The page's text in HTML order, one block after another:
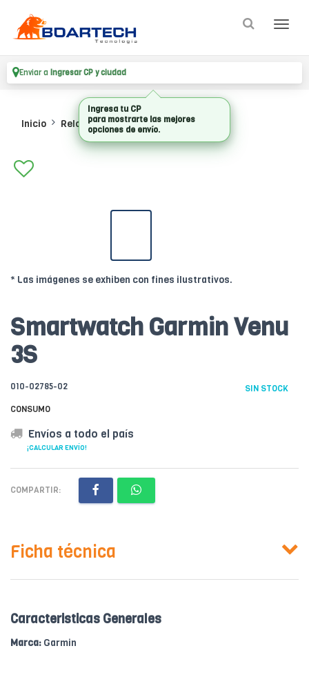
Enviar a Ingresar CP y ciudad
Inicio Reloj Smartwatch
* Las imágenes se exhiben con fines ilustrativos.
Smartwatch Garmin Venu
3S
010-02785-02
SIN STOCK
CONSUMO
Envíos a todo el país
¡CALCULAR ENVÍO!
COMPARTIR:
Ficha técnica
Caracteristicas Generales
Marca: Garmin
Ingresa tu CP
para mostrarte las mejores
opciones de envío.